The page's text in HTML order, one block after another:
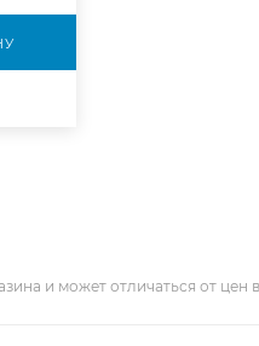
и может отличаться от цен